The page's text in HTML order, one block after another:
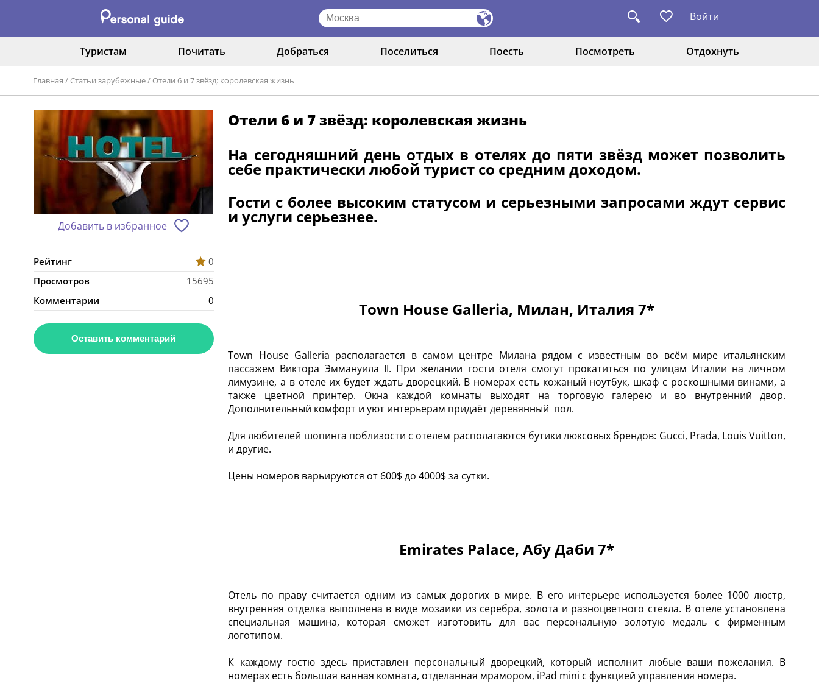
Войти
Туристам Почитать Добраться Поселиться Поесть Посмотреть Отдохнуть
Главная / Статьи зарубежные/ Отели 6 и 7 звёзд: королевская жизнь
Добавить в избранное
Рейтинг
0
Просмотров
15695
Комментарии
0
Оставить комментарий
Отели 6 и 7 звёзд: королевская жизнь
На сегодняшний день отдых в отелях до пяти звёзд может позволить
себе практически любой турист со средним доходом.
Гости с более высоким статусом и серьезными запросами ждут сервис
и услуги серьезнее.
Town House Galleria, Милан, Италия 7*
Town House Galleria располагается в самом центре Милана рядом с известным во всём мире итальянским
пассажем Виктора Эммануила II. При желании гости отеля смогут прокатиться по улицам Италии на личном
лимузине, а в отеле их будет ждать дворецкий. В номерах есть кожаный ноутбук, шкаф с роскошными винами, а
также цветной принтер. Окна каждой комнаты выходят на торговую галерею и во внутренний двор.
Дополнительный комфорт и уют интерьерам придаёт деревянный пол.
Для любителей шопинга поблизости с отелем располагаются бутики люксовых брендов: Gucci, Prada, Louis Vuitton,
и другие.
Цены номеров варьируются от 600$ до 4000$ за сутки.
Emirates Palace, Абу Даби 7*
Отель по праву считается одним из самых дорогих в мире. В его интерьере используется более 1000 люстр,
внутренняя отделка выполнена в виде мозаики из серебра, золота и разноцветного стекла. В отеле установлена
специальная машина, которая сможет изготовить для вас персональную золотую медаль с фирменным
логотипом.
К каждому гостю здесь приставлен персональный дворецкий, который исполнит любые ваши пожелания. В
номерах есть большая ванная комната, отделанная мрамором, iPad mini с функцией управления номера.